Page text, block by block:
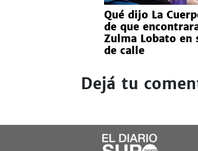
Qué dijo La
de que
Zulma Lobato en
de calle
Dejá tu